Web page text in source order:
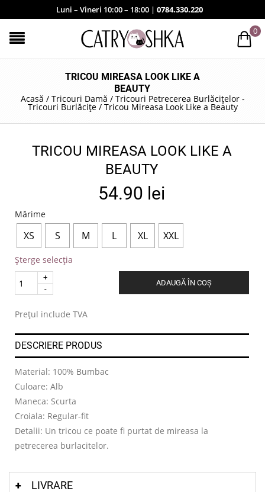
Luni – Vineri 10:00 – 18:00 | 0784.330.220
0
TRICOU MIREASA LOOK LIKE A
BEAUTY
Acasă / Tricouri Damă / Tricouri Petrecerea Burlăcițelor -
Tricouri Burlăcițe/ Tricou Mireasa Look Like a Beauty
TRICOU MIREASA LOOK LIKE A
BEAUTY
54.90 lei
Mărime
XS S M L XL XXL
Șterge selecția
Quantity
ADAUGĂ ÎN COȘ
Prețul include TVA
DESCRIERE PRODUS
Material: 100% Bumbac
Culoare: Alb
Maneca: Scurta
Croiala: Regular-fit
Detalii: Un tricou ce poate fi purtat de mireasa la
petrecerea burlacitelor.
LIVRARE